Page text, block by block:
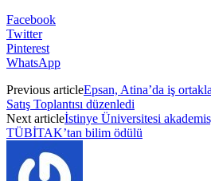
Facebook
Twitter
Pinterest
WhatsApp
Previous articleEpsan, Atina’da iş
Satış Toplantısı düzenledi
Next articleİstinye Üniversitesi
TÜBİTAK’tan bilim ödülü